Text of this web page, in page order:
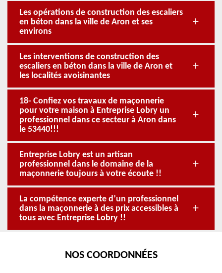
Les opérations de construction des escaliers
en béton dans la ville de Aron et ses
environs
Les interventions de construction des
escaliers en béton dans la ville de Aron et
les localités avoisinantes
18- Confiez vos travaux de maçonnerie
pour votre maison à Entreprise Lobry un
professionnel dans ce secteur à Aron dans
le 53440!!!
Entreprise Lobry est un artisan
professionnel dans le domaine de la
maçonnerie toujours à votre écoute !!
La compétence experte d’un professionnel
dans la maçonnerie à des prix accessibles à
tous avec Entreprise Lobry !!
NOS COORDONNÉES